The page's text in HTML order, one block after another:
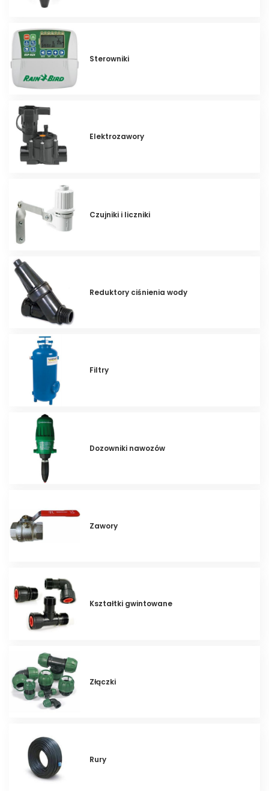
Sterowniki
Elektrozawory
Czujniki i liczniki
Reduktory ciśnienia wody
Filtry
Dozowniki nawozów
Zawory
Kształtki gwintowane
Złączki
Rury